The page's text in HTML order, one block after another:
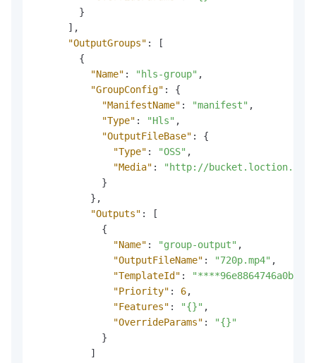
}
] ,
"OutputGroups" :
[
{
"Name" : "hls-group" ,
"GroupConfig" :
{
"ManifestName" : "manifest" ,
"Type" : "Hls" ,
"OutputFileBase" :
{
"Type" : "OSS" ,
"Media" :
"http://
}
} ,
"Outputs" :
[
{
"Name" : "group-output" ,
"OutputFileName" : "720p.mp4" ,
"TemplateId" :
"Priority" : 6,
"Features" : "{}" ,
"OverrideParams" :
"{}"
}
]